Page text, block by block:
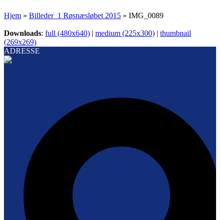
Hjem » Billeder_1 Røsnæsløbet 2015 » IMG_0089
Downloads: full (480x640) | medium (225x300) | thumbnail
(269x269)
ADRESSE